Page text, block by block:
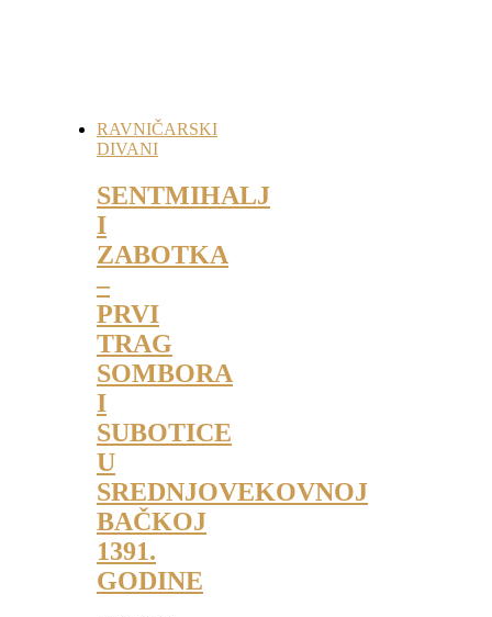
RAVNIČARSKI
DIVANI
SENTMIHALJ
I
ZABOTKA
–
PRVI
TRAG
SOMBORA
I
SUBOTICE
U
SREDNJOVEKOVNOJ
BAČKOJ
1391.
GODINE